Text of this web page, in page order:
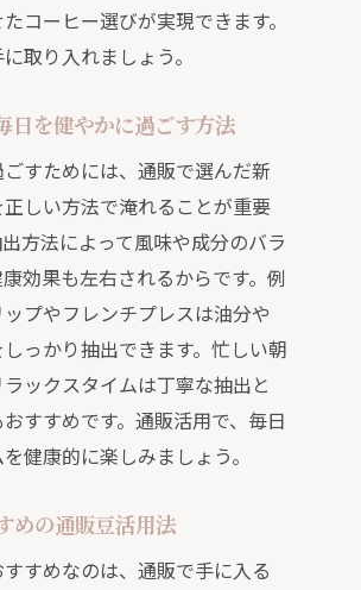
コーヒー選びが実現できます。
取り入れましょう。
日を健やかに過ごす方法
すためには、通販で選んだ新
しい方法で淹れることが重要
方法によって風味や成分のバラ
効果も左右されるからです。例
プやフレンチプレスは油分や
っかり抽出できます。忙しい朝
ックスタイムは丁寧な抽出と
すすめです。通販活用で、毎日
健康的に楽しみましょう。
めの通販豆活用法
すめなのは、通販で手に入る